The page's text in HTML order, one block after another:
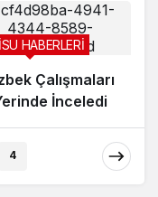
HABERLERİ
Çalışmaları
İnceledi
4